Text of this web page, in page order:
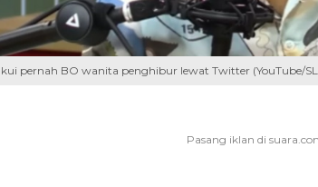
pernah BO wanita penghibur lewat Twitter (YouTube/SL